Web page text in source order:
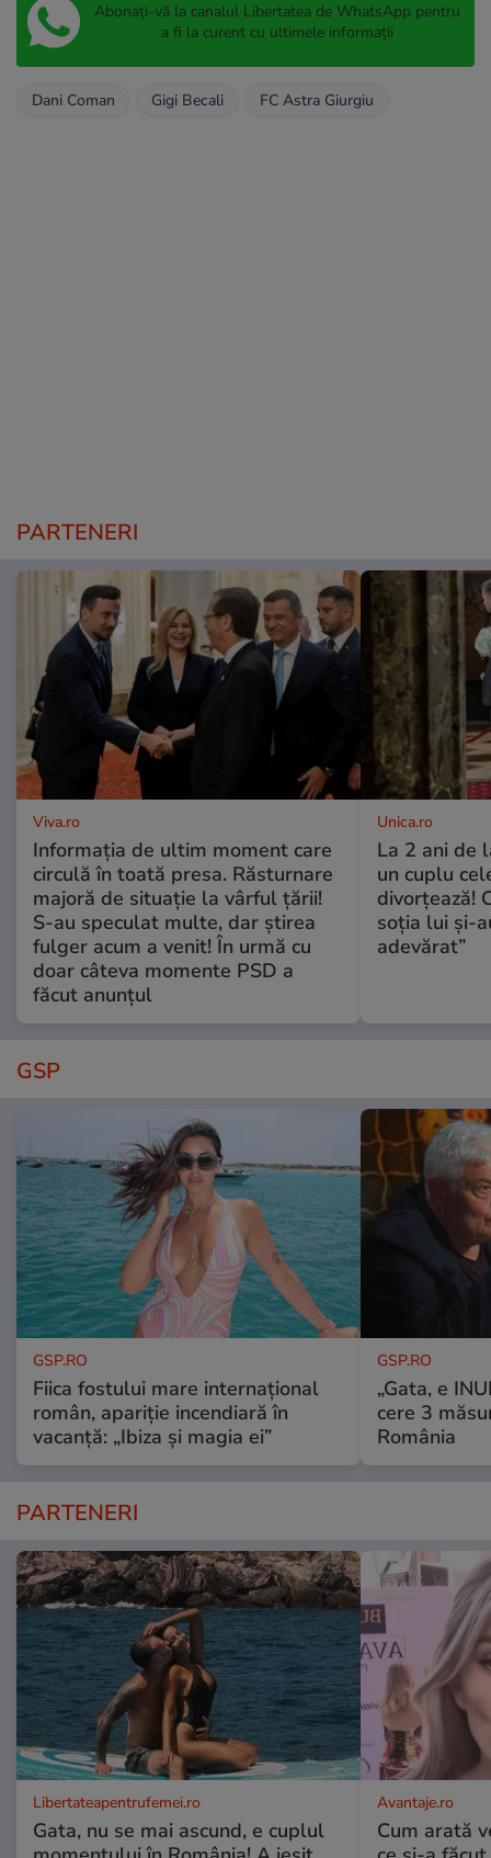
Abonați-vă la canalul Libertatea de WhatsApp pentru
a fi la curent cu ultimele informații
Dani Coman Gigi Becali FC Astra Giurgiu
PARTENERI
Viva.ro
Informația de ultim moment care
circulă în toată presa. Răsturnare
majoră de situație la vârful țării!
S-au speculat multe, dar știrea
fulger acum a venit! În urmă cu
doar câteva momente PSD a
făcut anunțul
Unica.ro
La 2 ani de
un cuplu
divorțează!
soția lui și-
adevărat”
GSP
GSP.RO
Fiica fostului mare internațional
român, apariție incendiară în
vacanță: „Ibiza și magia ei”
GSP.RO
„Gata, e
cere 3
România
PARTENERI
Libertateapentrufemei.ro
Gata, nu se mai ascund, e cuplul
Avantaje.ro
Cum arată